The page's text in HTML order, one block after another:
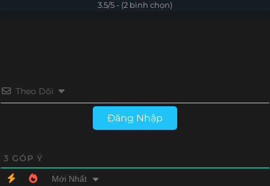
3.5/5 - (2 bình chọn)
Theo Dõi
Đăng Nhập
3 GÓP Ý
Mới Nhất